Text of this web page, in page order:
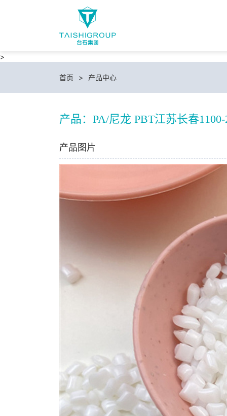
>
首页 > 产品中心
产品：PA/尼龙 PBT江苏长春
产品图片